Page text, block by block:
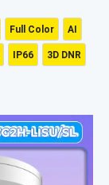
Full Color AI
IP66 3D DNR